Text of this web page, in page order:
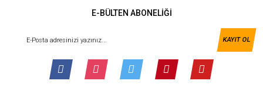
E-BÜLTEN ABONELİĞİ
KAYIT OL